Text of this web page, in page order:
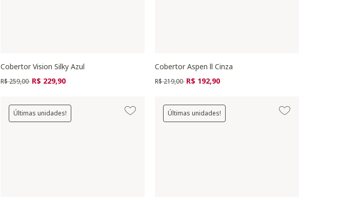
Cobertor Vision Silky Azul
Preço reduzido de
R$ 259,00 para
R$ 229,90
Cobertor Aspen ll Cinza
Preço reduzido de
R$ 219,00 para
R$ 192,90
Últimas unidades! Últimas unidades!